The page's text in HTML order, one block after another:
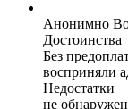
Анонимно
Достоинства
Без
восприняли
Недостатки
не